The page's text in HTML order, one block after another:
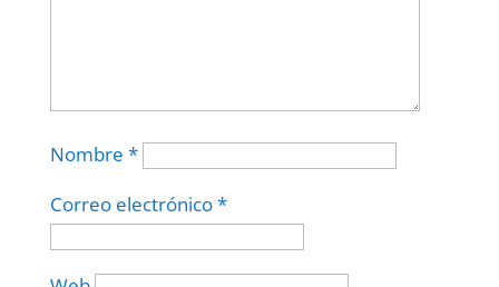
Nombre *
Correo electrónico*